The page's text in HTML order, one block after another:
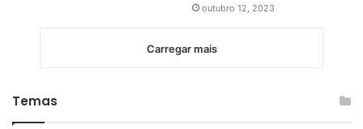
outubro 12, 2023
Carregar mais
Temas